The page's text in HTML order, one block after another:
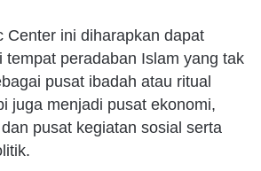
Center ini diharapkan dapat
tempat peradaban Islam yang tak
pusat ibadah atau ritual
juga menjadi pusat ekonomi,
pusat kegiatan sosial serta